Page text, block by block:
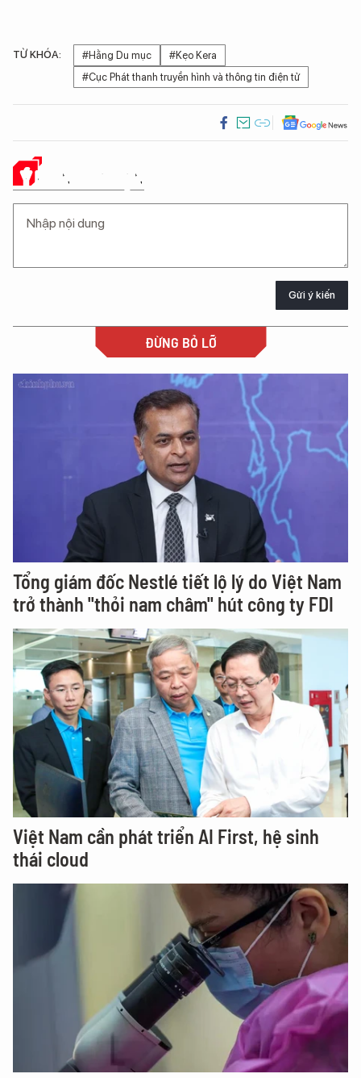
TỪ KHÓA: #Hằng Du mục
#Kẹo Kera
#Cục Phát thanh truyền hình và thông tin điện tử
Ý KIẾN CỦA BẠN
Gửi ý kiến
ĐỪNG BỎ LỠ
Tổng giám đốc Nestlé tiết lộ lý do Việt Nam
trở thành "thỏi nam châm" hút công ty FDI
Việt Nam cần phát triển AI First, hệ sinh
thái cloud